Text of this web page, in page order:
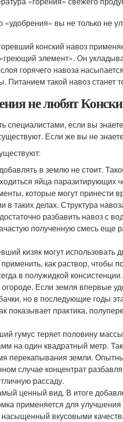
«удобрения» вы не только не
конский навоз
элемент». Он
горячего навоза
Питанием такой навоз станет
не любят
специалистами, если вы
Если же вы не
в землю не стоит.
яйца паразитирующих
которые могут принести
в таких делах. Структура
разбавить навоз с
полученную смесь еще
кизяк могут
как раствор, чтобы
в полужидкой
Если земля впервые
но в последующие годы
показывает практика,
гумус теряет половину
на один квадратный метр.
перекапывания земли.
случае концентрат
рассаду.
ценный вид. В итоге
применяется для
насыщенный вкусовыми